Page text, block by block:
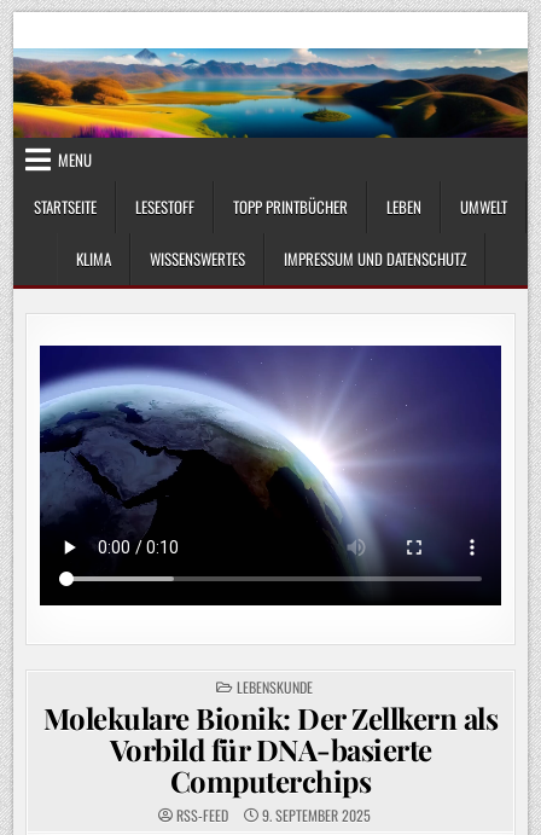
Skip
to
content
UmweltKlima.com
MENU
STARTSEITE
LESESTOFF TOPP PRINTBÜCHER LEBEN UMWELT
KLIMA WISSENSWERTES IMPRESSUM UND DATENSCHUTZ
POSTED
IN
LEBENSKUNDE
Molekulare Bionik: Der Zellkern als
Vorbild für DNA-basierte
Computerchips
RSS-FEED 9. SEPTEMBER 2025